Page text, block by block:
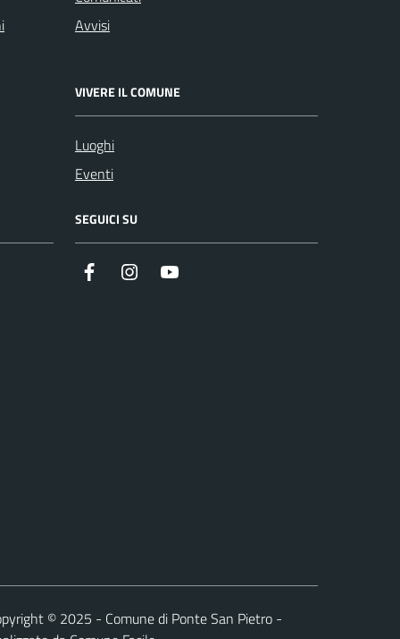
Avvisi
VIVERE IL COMUNE
Luoghi
Eventi
SEGUICI SU
Facebook Instagram
© 2025 - Comune di Ponte San Pietro -